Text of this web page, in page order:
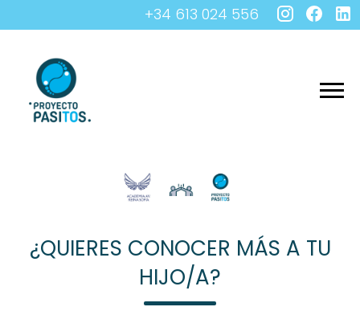
+34 613 024 556
¿QUIERES CONOCER MÁS A TU
HIJO/A?